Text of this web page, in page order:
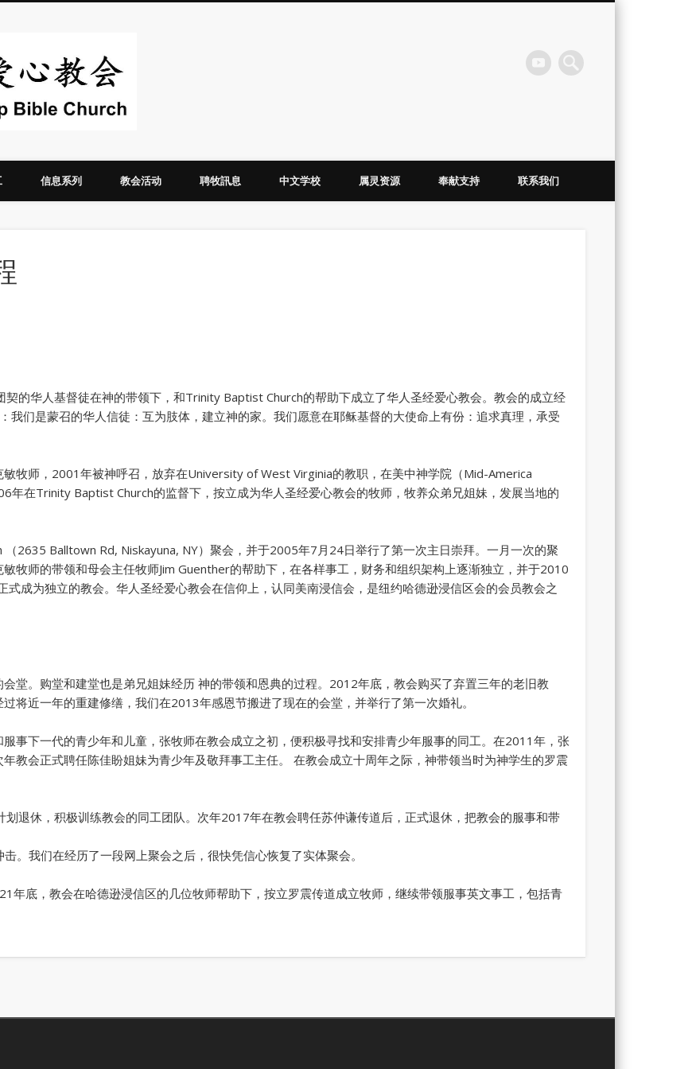
信息系列 教会活动 聘牧訊息 中文学校 属灵资源 奉献支持 联系我们
的华人基督徒在神的带领下，和Trinity Baptist Church的帮助下成立了华人圣经爱心教会。教会的成立经
我们是蒙召的华人信徒：互为肢体，建立神的家。我们愿意在耶稣基督的大使命上有份：追求真理，承受
牧师，2001年被神呼召，放弃在University of West Virginia的教职，在美中神学院（Mid-America
年在Trinity Baptist Church的监督下，按立成为华人圣经爱心教会的牧师，牧养众弟兄姐妹，发展当地的
2635 Balltown Rd, Niskayuna, NY）聚会，并于2005年7月24日举行了第一次主日崇拜。一月一次的聚
牧师的带领和母会主任牧师Jim Guenther的帮助下，在各样事工，财务和组织架构上逐渐独立，并于2010
成为独立的教会。华人圣经爱心教会在信仰上，认同美南浸信会，是纽约哈德逊浸信区会的会员教会之
堂。购堂和建堂也是弟兄姐妹经历 神的带领和恩典的过程。2012年底，教会购买了弃置三年的老旧教
将近一年的重建修缮，我们在2013年感恩节搬进了现在的会堂，并举行了第一次婚礼。
事下一代的青少年和儿童，张牧师在教会成立之初，便积极寻找和安排青少年服事的同工。在2011年，张
教会正式聘任陈佳盼姐妹为青少年及敬拜事工主任。 在教会成立十周年之际，神带领当时为神学生的罗震
退休，积极训练教会的同工团队。次年2017年在教会聘任苏仲谦传道后，正式退休，把教会的服事和带
。我们在经历了一段网上聚会之后，很快凭信心恢复了实体聚会。
年底，教会在哈德逊浸信区的几位牧师帮助下，按立罗震传道成立牧师，继续带领服事英文事工，包括青